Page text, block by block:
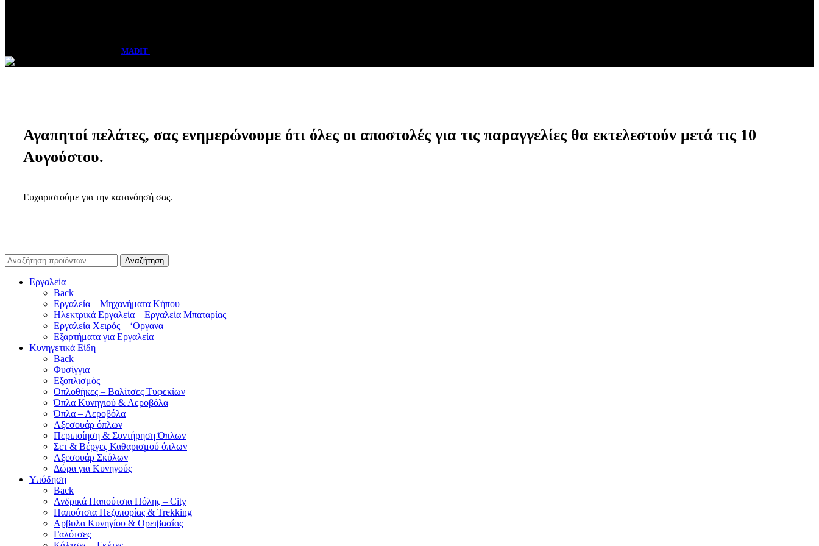
MADIT
Αγαπητοί πελάτες, σας ενημερώνουμε ότι όλες οι αποστολές για τις παραγγελίες θα εκτελεστούν μετά τις 10
Αυγούστου.
Ευχαριστούμε για την κατανόησή σας.
Αναζήτηση
Εργαλεία
Back
Εργαλεία – Μηχανήματα Κήπου
Ηλεκτρικά Εργαλεία – Εργαλεία Μπαταρίας
Εργαλεία Χειρός – ‘Οργανα
Εξαρτήματα για Εργαλεία
Κυνηγετικά Είδη
Back
Φυσίγγια
Εξοπλισμός
Οπλοθήκες – Βαλίτσες Τυφεκίων
Όπλα Κυνηγιού & Αεροβόλα
Όπλα – Αεροβόλα
Αξεσουάρ όπλων
Περιποίηση & Συντήρηση Όπλων
Σετ & Βέργες Καθαρισμού όπλων
Αξεσουάρ Σκύλων
Δώρα για Κυνηγούς
Υπόδηση
Back
Ανδρικά Παπούτσια Πόλης – City
Παπούτσια Πεζοπορίας & Trekking
Αρβυλα Κυνηγίου & Ορειβασίας
Γαλότσες